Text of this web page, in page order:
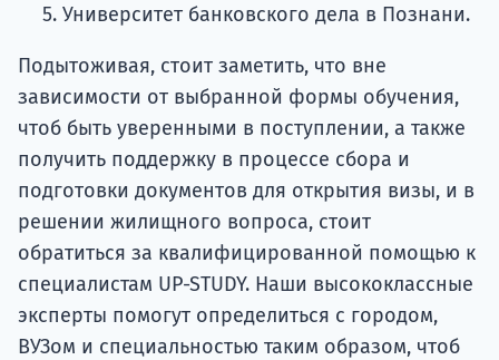
Университет банковского дела в Познани.
Подытоживая, стоит заметить, что вне
зависимости от выбранной формы обучения,
чтоб быть уверенными в поступлении, а также
получить поддержку в процессе сбора и
подготовки документов для открытия визы, и в
решении жилищного вопроса, стоит
обратиться за квалифицированной помощью к
специалистам UP-STUDY. Наши высококлассные
эксперты помогут определиться с городом,
ВУЗом и специальностью таким образом, чтоб